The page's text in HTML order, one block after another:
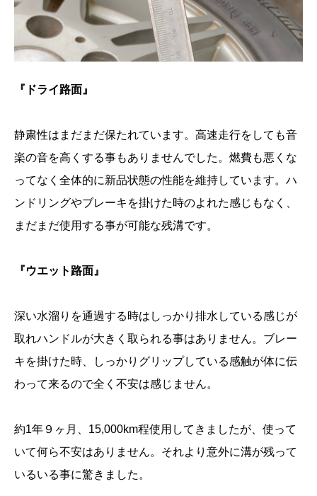
『ドライ路面』
静粛性はまだまだ保たれています。高速走行をしても音
楽の音を高くする事もありませんでした。燃費も悪くな
ってなく全体的に新品状態の性能を維持しています。ハ
ンドリングやブレーキを掛けた時のよれた感じもなく、
まだまだ使用する事が可能な残溝です。
『ウエット路面』
深い水溜りを通過する時はしっかり排水している感じが
取れハンドルが大きく取られる事はありません。ブレー
キを掛けた時、しっかりグリップしている感触が体に伝
わって来るので全く不安は感じません。
約1年９ヶ月、15,000km程使用してきましたが、使って
いて何ら不安はありません。それより意外に溝が残って
いるいる事に驚きました。